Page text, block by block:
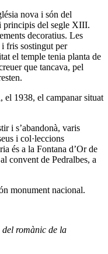
nova i són del
principis del segle XIII.
decoratius. Les
i fris sostingut per
el temple tenia planta de
que tancava, pel
1938, el campanar situat
i s’abandonà, varis
i col·leccions
és a la Fontana d’Or de
convent de Pedralbes, a
monument nacional.
del romànic de la